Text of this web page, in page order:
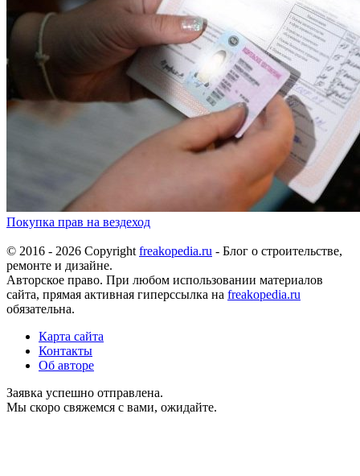
Покупка прав на вездеход
© 2016 - 2026 Copyrightfreakopedia.ru - Блог о строительстве,
ремонте и дизайне.
Авторское право. При любом использовании материалов
сайта, прямая активная гиперссылка на freakopedia.ru
обязательна.
Карта сайта
Контакты
Об авторе
Заявка успешно отправлена.
Мы скоро свяжемся с вами, ожидайте.